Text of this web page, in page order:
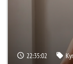
22:35:01